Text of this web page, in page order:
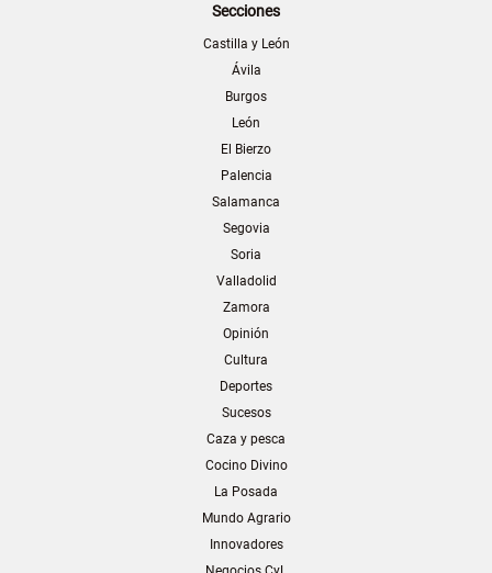
Secciones
Castilla y León
Ávila
Burgos
León
El Bierzo
Palencia
Salamanca
Segovia
Soria
Valladolid
Zamora
Opinión
Cultura
Deportes
Sucesos
Caza y pesca
Cocino Divino
La Posada
Mundo Agrario
Innovadores